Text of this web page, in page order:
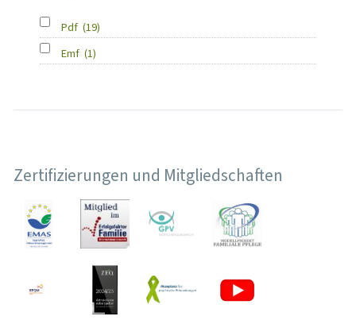
Pdf (19)
Emf (1)
Zertifizierungen und Mitgliedschaften